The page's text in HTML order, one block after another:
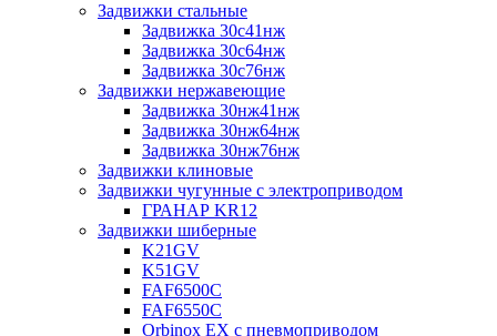
Задвижки стальные
Задвижка 30с41нж
Задвижка 30с64нж
Задвижка 30с76нж
Задвижки нержавеющие
Задвижка 30нж41нж
Задвижка 30нж64нж
Задвижка 30нж76нж
Задвижки клиновые
Задвижки чугунные с электроприводом
ГРАНАР KR12
Задвижки шиберные
K21GV
K51GV
FAF6500C
FAF6550С
Orbinox EX с пневмоприводом